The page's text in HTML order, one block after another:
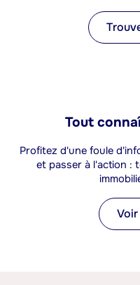
Tout
Profitez d'une foule
et passer à l'action :